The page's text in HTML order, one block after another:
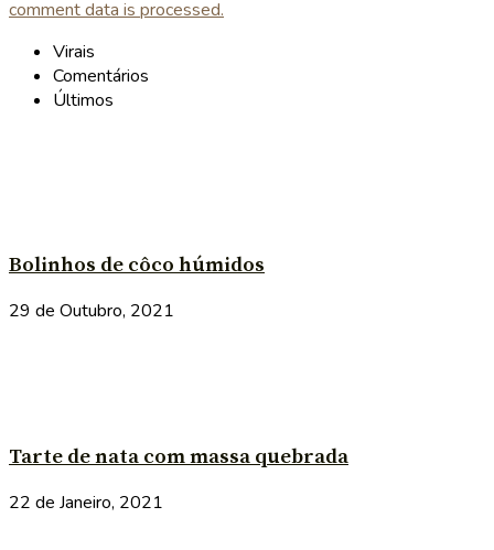
comment data is processed.
Virais
Comentários
Últimos
Bolinhos de côco húmidos
29 de Outubro, 2021
Tarte de nata com massa quebrada
22 de Janeiro, 2021